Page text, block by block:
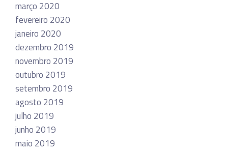
março 2020
fevereiro 2020
janeiro 2020
dezembro 2019
novembro 2019
outubro 2019
setembro 2019
agosto 2019
julho 2019
junho 2019
maio 2019